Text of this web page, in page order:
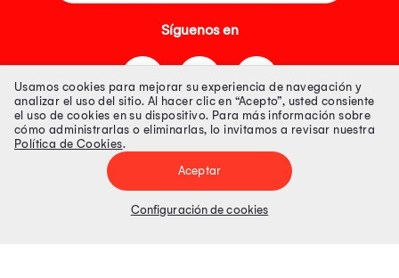
Síguenos en
Tienda 100% Segura
Tiendas Peruanas S.A. R.U.C. Nº 20493020618. Todos los derechos
Precios disponibles solo en www.oechsle.pe. Precios online publicados
Usamos cookies para mejorar su experiencia de navegación y
analizar el uso del sitio. Al hacer clic en “Acepto”, usted consiente
el uso de cookies en su dispositivo. Para más información sobre
cómo administrarlas o eliminarlas, lo invitamos a revisar nuestra
Política de Cookies.
Aceptar
Configuración de cookies